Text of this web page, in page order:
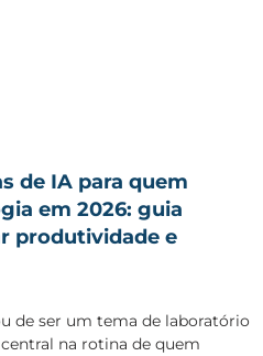
de IA para quem
em 2026: guia
produtividade e
de ser um tema de laboratório
na rotina de quem